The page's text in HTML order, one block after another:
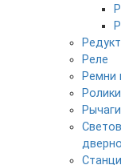
Реле
Ремни
Ролики
Рычаги